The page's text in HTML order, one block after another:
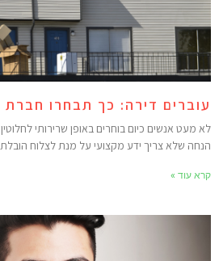
דירה: כך תבחרו חברת
מעט אנשים כיום בוחרים באופן שרירותי
שלא צריך ידע מקצועי על מנת לצלוח הובלת
עוד »